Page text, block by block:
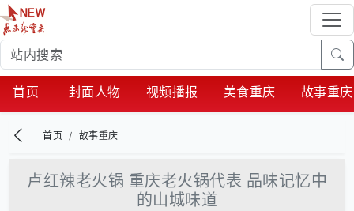
首页 封面人物 视频播报 美食重庆 故事重庆
首页 故事重庆
卢红辣老火锅 重庆老火锅代表 品味记忆中
的山城味道